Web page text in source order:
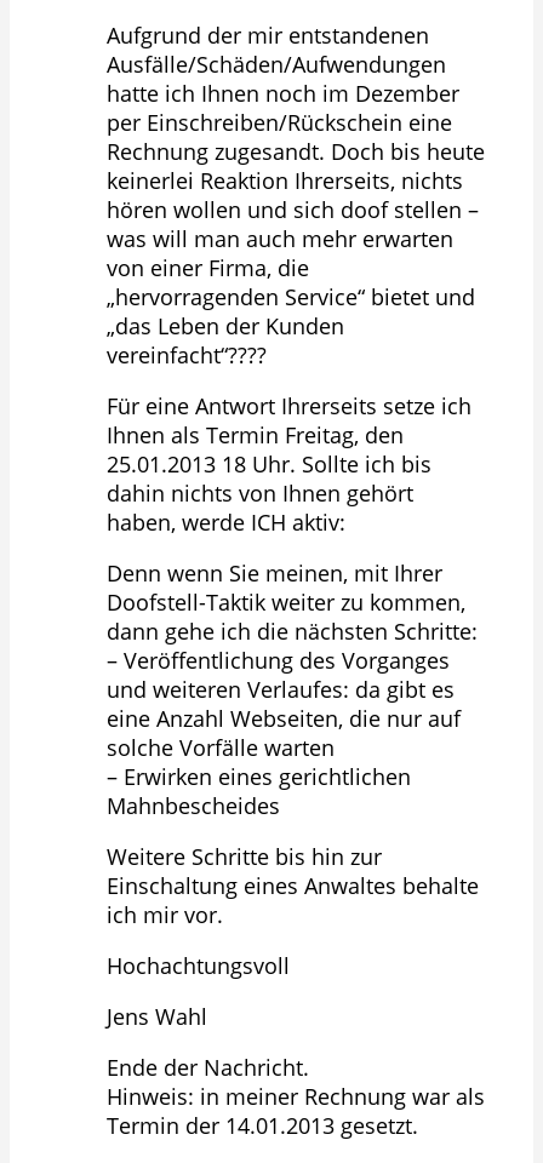
Aufgrund der mir entstandenen
Ausfälle/Schäden/Aufwendungen
hatte ich Ihnen noch im Dezember
per Einschreiben/Rückschein eine
Rechnung zugesandt. Doch bis heute
keinerlei Reaktion Ihrerseits, nichts
hören wollen und sich doof stellen –
was will man auch mehr erwarten
von einer Firma, die
„hervorragenden Service“ bietet und
„das Leben der Kunden
vereinfacht“????
Für eine Antwort Ihrerseits setze ich
Ihnen als Termin Freitag, den
25.01.2013 18 Uhr. Sollte ich bis
dahin nichts von Ihnen gehört
haben, werde ICH aktiv:
Denn wenn Sie meinen, mit Ihrer
Doofstell-Taktik weiter zu kommen,
dann gehe ich die nächsten Schritte:
– Veröffentlichung des Vorganges
und weiteren Verlaufes: da gibt es
eine Anzahl Webseiten, die nur auf
solche Vorfälle warten
– Erwirken eines gerichtlichen
Mahnbescheides
Weitere Schritte bis hin zur
Einschaltung eines Anwaltes behalte
ich mir vor.
Hochachtungsvoll
Jens Wahl
Ende der Nachricht.
Hinweis: in meiner Rechnung war als
Termin der 14.01.2013 gesetzt.